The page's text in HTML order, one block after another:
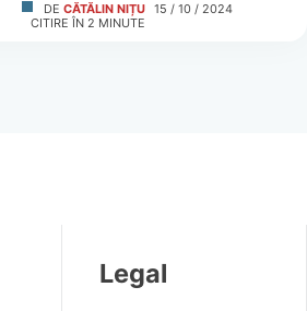
DE CĂTĂLIN NIȚU 15 / 10 / 2024
CITIRE ÎN 2 MINUTE
Legal